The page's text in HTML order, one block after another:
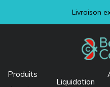
Produits
Liquidation
Visitez